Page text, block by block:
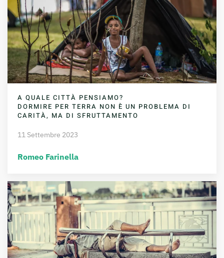
A QUALE CITTÀ PENSIAMO?
DORMIRE PER TERRA NON È UN PROBLEMA DI
CARITÀ, MA DI SFRUTTAMENTO
11 Settembre 2023
Romeo Farinella